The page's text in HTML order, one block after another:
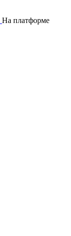
На платформе